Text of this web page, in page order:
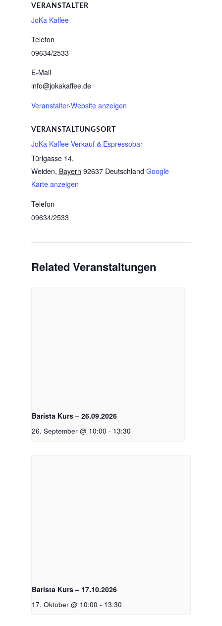
VERANSTALTUNGSORT
JoKa Kaffee Verkauf & Espressobar
Türlgasse 14,
Weiden, Bayern 92637 Deutschland Google
Karte anzeigen
Telefon
09634/2533
VERANSTALTER
JoKa Kaffee
Telefon
09634/2533
E-Mail
info@jokakaffee.de
Veranstalter-Website anzeigen
Related Veranstaltungen
Barista Kurs – 26.09.2026
26. September @ 10:00 - 13:30
Barista Kurs – 17.10.2026
17. Oktober @ 10:00 - 13:30